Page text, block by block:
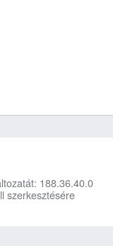
188.36.40.0
szerkesztésére